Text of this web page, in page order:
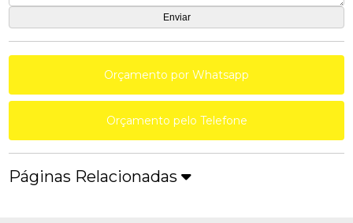
Orçamento por Whatsapp
Orçamento pelo Telefone
Páginas Relacionadas